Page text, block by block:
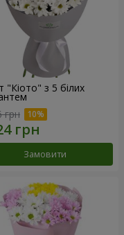
"Кіото" з 5 білих
грн
Замовити